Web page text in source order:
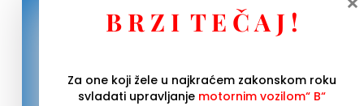
(križanje Selske i Horvaćanske)
B R Z I T E Č A J !
Za one koji žele u najkraćem zakonskom roku
svladati upravljanje motornim vozilom“ B“